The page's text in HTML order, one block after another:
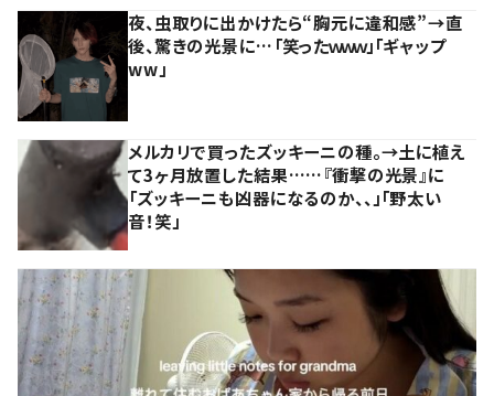
夜、虫取りに出かけたら“胸元に違和感”→直
後、驚きの光景に…「笑ったｗｗｗ」「ギャップ
ww」
メルカリで買ったズッキーニの種。→土に植え
て3ヶ月放置した結果……『衝撃の光景』に
「ズッキーニも凶器になるのか、、」「野太い
音！笑」